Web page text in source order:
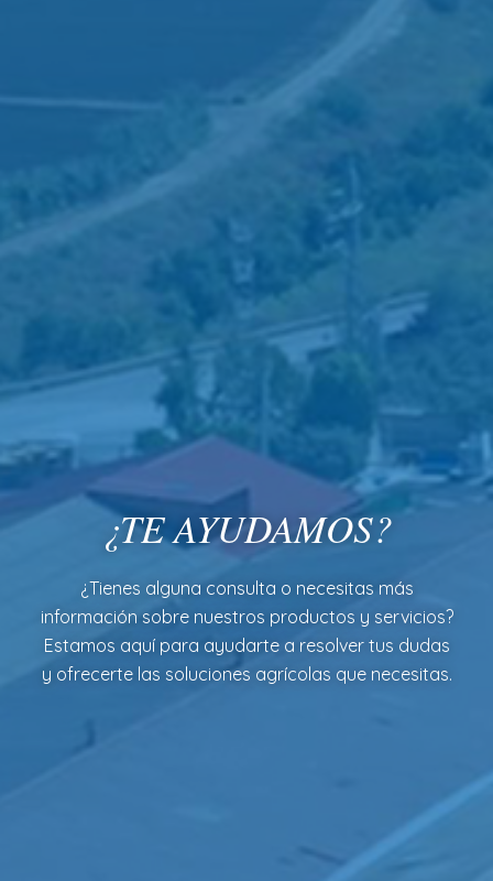
¿TE AYUDAMOS?
¿Tienes alguna consulta o necesitas más
información sobre nuestros productos y servicios?
Estamos aquí para ayudarte a resolver tus dudas
y ofrecerte las soluciones agrícolas que necesitas.